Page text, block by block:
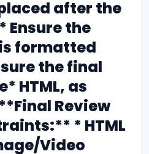
after the
the
formatted
the final
HTML, as
Review
* HTML
Video